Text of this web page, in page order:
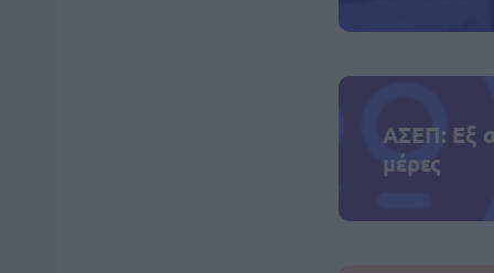
ΑΣΕΠ: Εξ
μέρες